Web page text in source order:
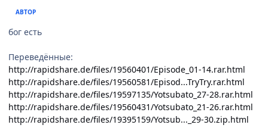
АВТОР
бог есть
Переведённые:
http://rapidshare.de/files/19560401/Episode_01-14.rar.html
http://rapidshare.de/files/19560581/Episod...TryTry.rar.html
http://rapidshare.de/files/19597135/Yotsubato_27-28.rar.html
http://rapidshare.de/files/19560431/Yotsubato_21-26.rar.html
http://rapidshare.de/files/19395159/Yotsub..._29-30.zip.html